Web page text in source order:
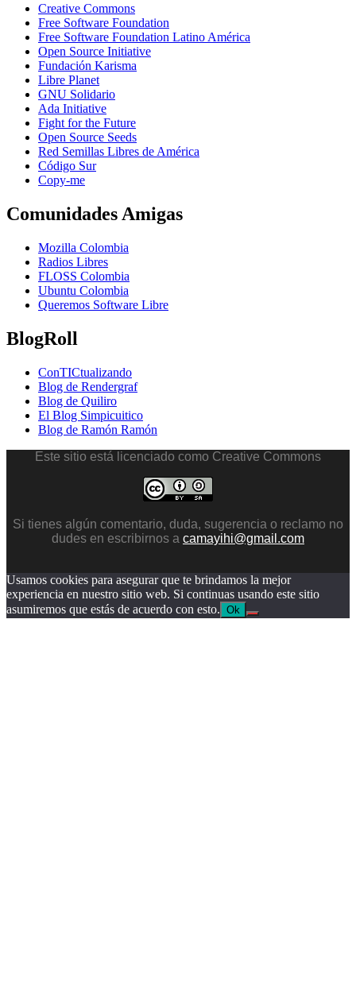
Creative Commons
Free Software Foundation
Free Software Foundation Latino América
Open Source Initiative
Fundación Karisma
Libre Planet
GNU Solidario
Ada Initiative
Fight for the Future
Open Source Seeds
Red Semillas Libres de América
официальный
лучшего
в
онлайн
казино
пин
ап
Código Sur
Copy-me
Comunidades Amigas
Mozilla Colombia
Radios Libres
FLOSS Colombia
Ubuntu Colombia
Queremos Software Libre
BlogRoll
ConTICtualizando
Blog de Rendergraf
Blog de Quiliro
El Blog Simpicuitico
Blog de Ramón Ramón
Este sitio está licenciado como Creative Commons
Si tienes algún comentario, duda, sugerencia o reclamo no
dudes en escribirnos a camayihi@gmail.com
Usamos cookies para asegurar que te brindamos la mejor
experiencia en nuestro sitio web. Si continuas usando este sitio
asumiremos que estás de acuerdo con esto. Ok